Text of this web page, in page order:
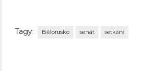
Tagy: Bělorusko senát setkání